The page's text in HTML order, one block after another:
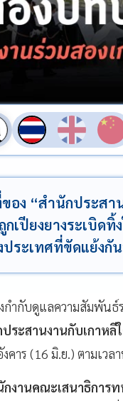
าน
ง “สำนักประสาน
เปียงยางระเบิดทิ้
ประเทศที่ขัดแย้ง
กำกับดูแลความสัมพันธ์
ระสานงานกับเกาหลี
คาร (16 มิ.ย.) ตามเวล
กงานคณะเสนาธิการ